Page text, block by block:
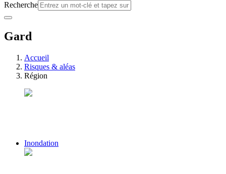
Recherche
Gard
Accueil
Risques & aléas
Région
Inondation